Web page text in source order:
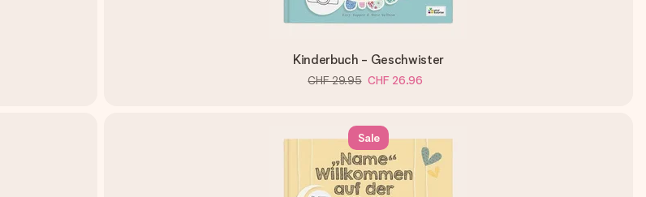
Kinderbuch - Geschwister
CHF 29.95 CHF 26.96
Sale